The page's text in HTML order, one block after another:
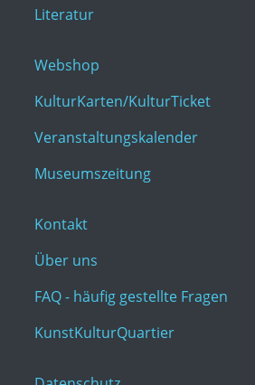
Literatur
Webshop
KulturKarten/KulturTicket
Veranstaltungskalender
Museumszeitung
Kontakt
Über uns
FAQ - häufig gestellte Fragen
KunstKulturQuartier